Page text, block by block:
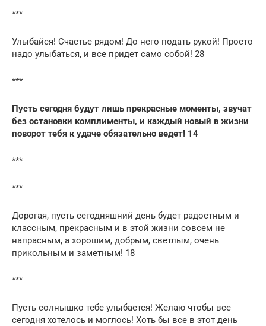
***
Улыбайся! Счастье рядом! До него подать рукой! Просто
надо улыбаться, и все придет само собой! 28
***
Пусть сегодня будут лишь прекрасные моменты, звучат
без остановки комплименты, и каждый новый в жизни
поворот тебя к удаче обязательно ведет! 14
***
***
Дорогая, пусть сегодняшний день будет радостным и
классным, прекрасным и в этой жизни совсем не
напрасным, а хорошим, добрым, светлым, очень
прикольным и заметным! 18
***
Пусть солнышко тебе улыбается! Желаю чтобы все
сегодня хотелось и моглось! Хоть бы все в этот день